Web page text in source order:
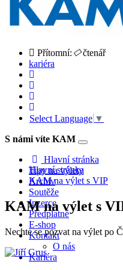
Přítomní: čtenář
kariéra
Select Language ▼
S námi víte KAM
Toggle
navigation
Hlavní stránka
Tipy na výlety
Archiv
Soutěže
Inzerce
Předplatné
E-shop
Kontakt
O nás
Kariéra
Hlavní stránka
KAM na výlet s VIP
KAM na výlet s
Nechte se pozvat na výlet po